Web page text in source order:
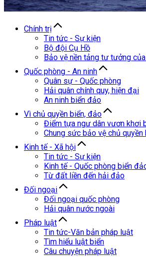
Chính trị
Tin tức - Sự kiện
Bộ đội Cụ Hồ
Bảo vệ nền tảng tư tưởng
Quốc phòng - An ninh
Quân sự - Quốc phòng
Hải quân chính quy, hiện đại
An ninh biển đảo
Vì chủ quyền biển, đảo
Điểm tựa ngư dân vươn khơi
Chung sức bảo vệ chủ quyền
Kinh tế - Xã hội
Tin tức - Sự kiện
Kinh tế - Quốc phòng biển
Từ đất liền đến hải đảo
Đối ngoại
Đối ngoại quốc phòng
Hải quân nước ngoài
Pháp luật
Tin tức-Văn bản pháp luật
Tìm hiểu luật biển
Câu chuyện pháp luật